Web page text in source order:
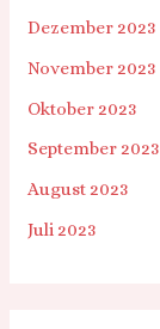
Dezember 2023
November 2023
Oktober 2023
September 2023
August 2023
Juli 2023